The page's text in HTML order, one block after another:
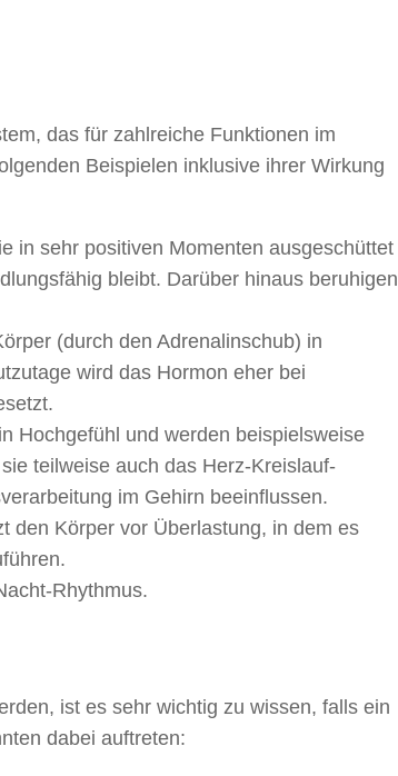
das für zahlreiche Funktionen im
Beispielen inklusive ihrer Wirkung
in sehr positiven Momenten ausgeschüttet
bleibt. Darüber hinaus beruhigen
(durch den Adrenalinschub) in
wird das Hormon eher bei
Hochgefühl und werden beispielsweise
teilweise auch das Herz-Kreislauf-
im Gehirn beeinflussen.
den Körper vor Überlastung, in dem es
Rhythmus.
ist es sehr wichtig zu wissen, falls ein
dabei auftreten: